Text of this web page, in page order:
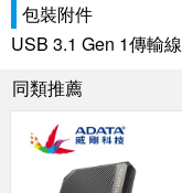
包裝附件
USB 3.1 Gen 1傳輸線
同類推薦